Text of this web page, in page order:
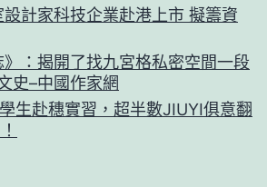
計家科技企業赴港上市 擬籌資
：揭開了找九宮格私密空間一段
史–中國作家網
生赴穗實習，超半數JIUYI俱意翻